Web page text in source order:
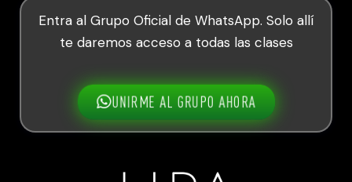
Entra al Grupo Oficial de WhatsApp. Solo allí
te daremos acceso a todas las clases
UNIRME AL GRUPO AHORA